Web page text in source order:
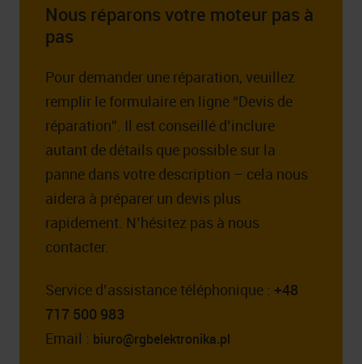
Nous réparons votre moteur pas à
pas
Pour demander une réparation, veuillez
remplir le formulaire en ligne “Devis de
réparation”. Il est conseillé d’inclure
autant de détails que possible sur la
panne dans votre description – cela nous
aidera à préparer un devis plus
rapidement. N’hésitez pas à nous
contacter.
Service d’assistance téléphonique : +48
717 500 983
Email : biuro@rgbelektronika.pl